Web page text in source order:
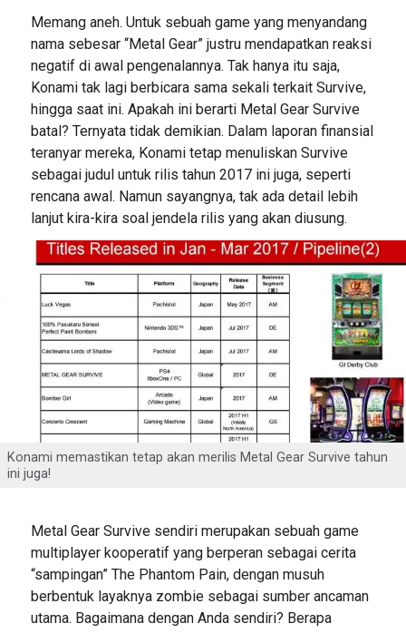
Memang aneh. Untuk sebuah game yang menyandang
nama sebesar “Metal Gear” justru mendapatkan reaksi
negatif di awal pengenalannya. Tak hanya itu saja,
Konami tak lagi berbicara sama sekali terkait Survive,
hingga saat ini. Apakah ini berarti Metal Gear Survive
batal? Ternyata tidak demikian. Dalam laporan finansial
teranyar mereka, Konami tetap menuliskan Survive
sebagai judul untuk rilis tahun 2017 ini juga, seperti
rencana awal. Namun sayangnya, tak ada detail lebih
lanjut kira-kira soal jendela rilis yang akan diusung.
Konami memastikan tetap akan merilis Metal Gear Survive tahun
ini juga!
Metal Gear Survive sendiri merupakan sebuah game
multiplayer kooperatif yang berperan sebagai cerita
“sampingan” The Phantom Pain, dengan musuh
berbentuk layaknya zombie sebagai sumber ancaman
utama. Bagaimana dengan Anda sendiri? Berapa